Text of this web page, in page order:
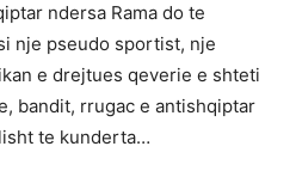
ndersa Rama do te
nje pseudo sportist, nje
e drejtues qeverie e shteti
bandit, rrugac e antishqiptar
te kunderta…